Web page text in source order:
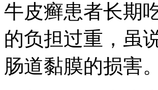
牛皮癣患者长期
的负担过重，虽
肠道黏膜的损害。